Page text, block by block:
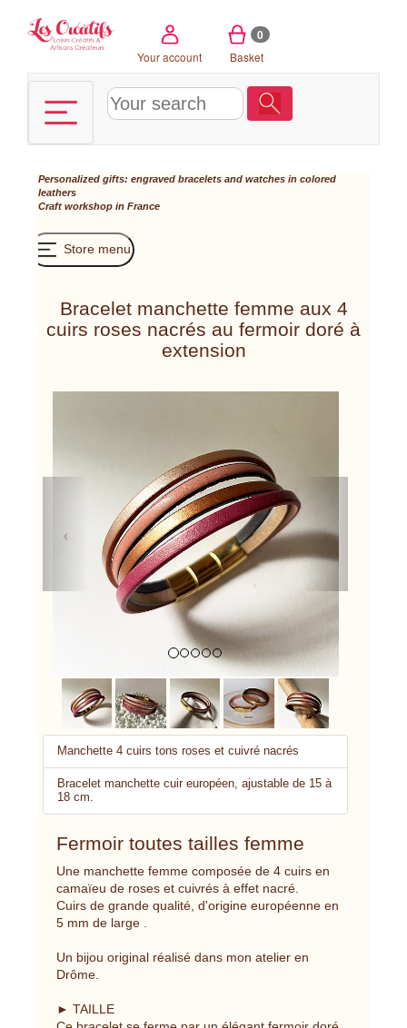
Your account
0
Basket
Personalized gifts: engraved bracelets and watches in colored
leathers
Craft workshop in France
Store menu
Bracelet manchette femme aux 4
cuirs roses nacrés au fermoir doré à
extension
Manchette 4 cuirs tons roses et cuivré nacrés
Bracelet manchette cuir européen, ajustable de 15 à
18 cm.
Fermoir toutes tailles femme
Une manchette femme composée de 4 cuirs en
camaïeu de roses et cuivrés à effet nacré.
Cuirs de grande qualité, d'origine européenne en
5 mm de large .
Un bijou original réalisé dans mon atelier en
Drôme.
► TAILLE